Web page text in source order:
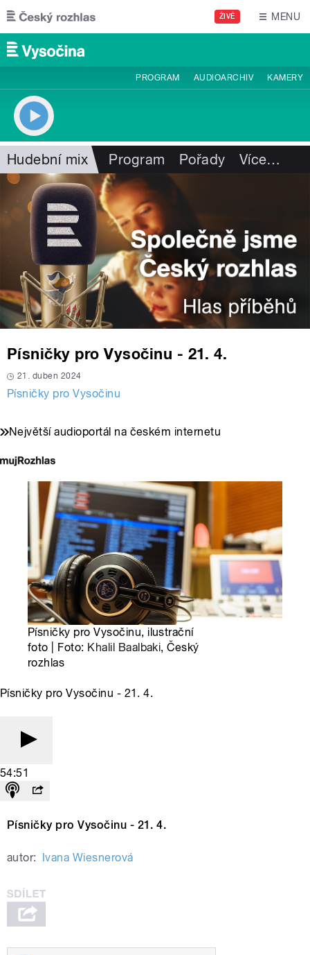
Přejít k hlavnímu obsahu
ŽIVĚ MENU
PROGRAM AUDIOARCHIV KAMERY
Hudební mix Program Pořady Více…
Písničky pro Vysočinu - 21. 4.
21. duben 2024
Písničky pro Vysočinu
Největší audioportál na českém internetu
Písničky pro Vysočinu, ilustrační
foto | Foto: Khalil Baalbaki, Český
rozhlas
Písničky pro Vysočinu - 21. 4.
54:51
Písničky pro Vysočinu - 21. 4.
autor: Ivana Wiesnerová